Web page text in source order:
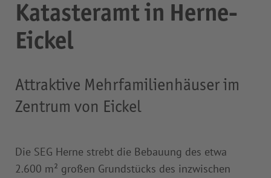
Katasteramt in Herne-
Eickel
Attraktive Mehrfamilienhäuser im
Zentrum von Eickel
Die SEG Herne strebt die Bebauung des etwa
2.600 m² großen Grundstücks des inzwischen